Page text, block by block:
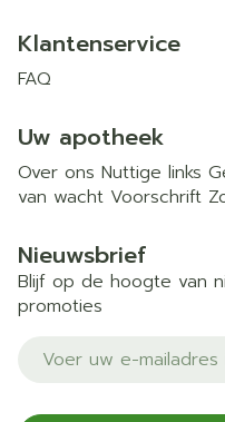
Klantenservice
FAQ
Uw apotheek
Over ons Nuttige links
van wacht Voorschrift
Nieuwsbrief
Blijf op de hoogte van
promoties
E-mail adres